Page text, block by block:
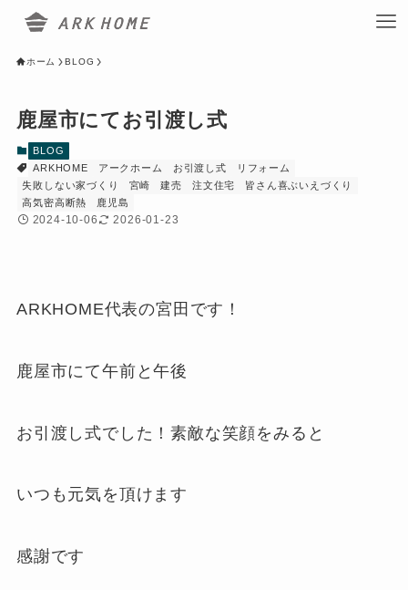
ホーム BLOG
鹿屋市にてお引渡し式
BLOG
ARKHOME
アークホーム お引渡し式
リフォーム
失敗しない家づくり
宮崎 建売 注文住宅
皆さん喜ぶいえづくり
高気密高断熱
鹿児島
2024-10-06 2026-01-23
ARKHOME代表の宮田です！
鹿屋市にて午前と午後
お引渡し式でした！素敵な笑顔をみると
いつも元気を頂けます
感謝です